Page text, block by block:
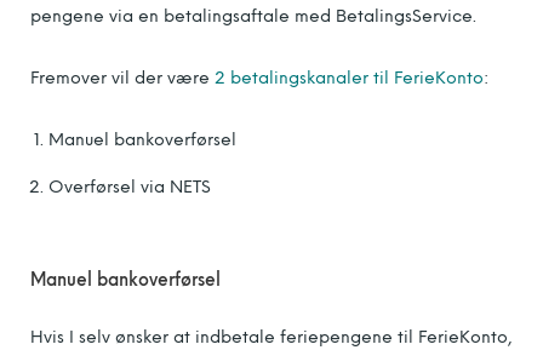
pengene via en betalingsaftale med BetalingsService.
Fremover vil der være 2 betalingskanaler til FerieKonto:
Manuel bankoverførsel
Overførsel via NETS
Manuel bankoverførsel
Hvis I selv ønsker at indbetale feriepengene til FerieKonto,